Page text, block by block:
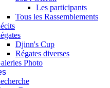
Les participants
Tous les Rassemblements
Djinn's Cup
Régates diverses
Photo